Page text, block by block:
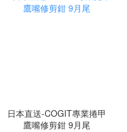
日本直送-COGIT專業捲甲
鷹嘴修剪鉗 9月尾